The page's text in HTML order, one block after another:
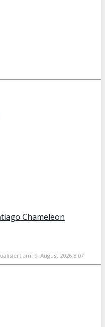
Chameleon
am: 9. August 2026 8:07